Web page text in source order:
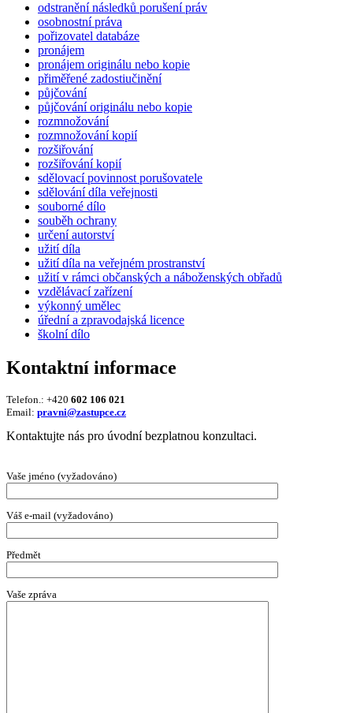
odstranění následků porušení práv
osobnostní práva
pořizovatel databáze
pronájem
pronájem originálu nebo kopie
přiměřené zadostiučinění
půjčování
půjčování originálu nebo kopie
rozmnožování
rozmnožování kopií
rozšiřování
rozšiřování kopií
sdělovací povinnost porušovatele
sdělování díla veřejnosti
souborné dílo
souběh ochrany
určení autorství
užití díla
užití díla na veřejném prostranství
užití v rámci občanských a náboženských obřadů
vzdělávací zařízení
výkonný umělec
úřední a zpravodajská licence
školní dílo
Kontaktní informace
Telefon.: +420 602 106 021
Email: pravni@zastupce.cz
Kontaktujte nás pro úvodní bezplatnou konzultaci.
Vaše jméno (vyžadováno)
Váš e-mail (vyžadováno)
Předmět
Vaše zpráva